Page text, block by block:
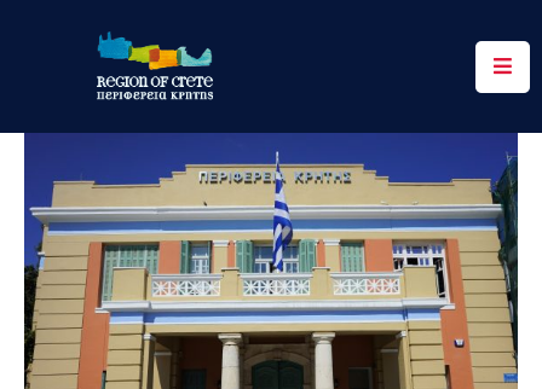
Περιφέρεια
Έργα
Δράσεις
Ψηφιακές
Υπηρεσίες